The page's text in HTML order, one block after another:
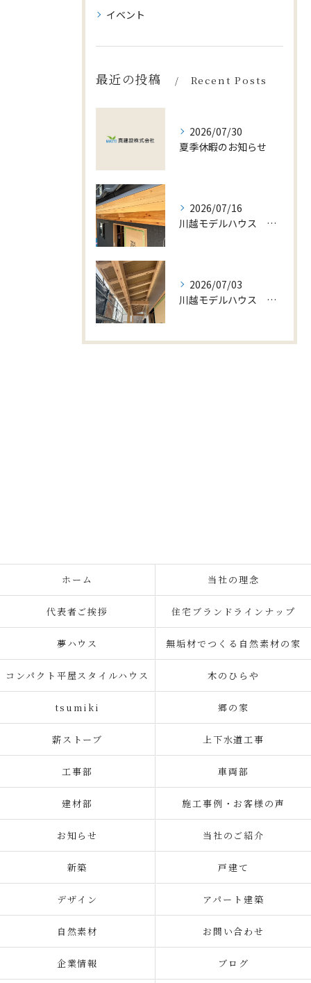
イベント
最近の投稿 Recent Posts
2026/07/30
夏季休暇のお知らせ
2026/07/16
川越モデルハウス 建築レポートその2(^^)/
2026/07/03
川越モデルハウス 建築レポート(^^)/
ホーム 当社の理念
代表者ご挨拶 住宅ブランドラインナップ
夢ハウス 無垢材でつくる自然素材の家
コンパクト平屋スタイルハウス 木のひらや
tsumiki 郷の家
薪ストーブ 上下水道工事
工事部 車両部
建材部 施工事例・お客様の声
お知らせ 当社のご紹介
新築 戸建て
デザイン アパート建築
自然素材 お問い合わせ
企業情報 ブログ